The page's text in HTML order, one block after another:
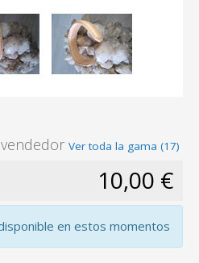
Ver toda la gama (17)
10,00 €
en estos momentos